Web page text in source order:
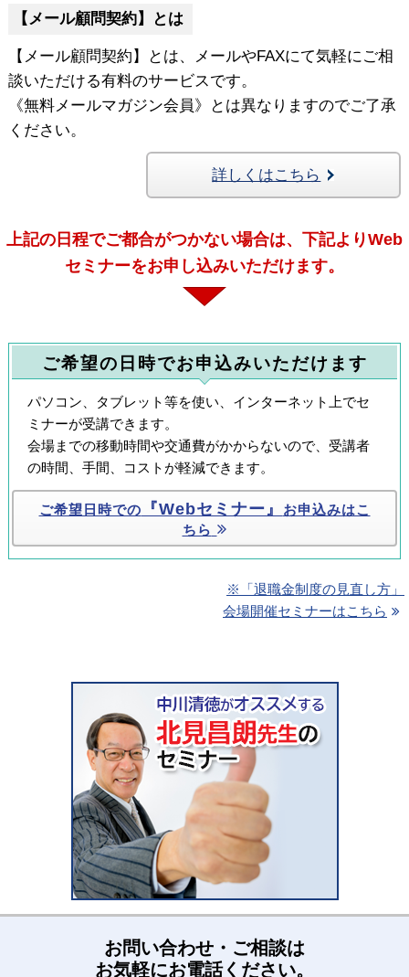
【メール顧問契約】とは
【メール顧問契約】とは、
メールやFAXにて気軽にご相
談いただける有料のサービスです。
《無料メールマガジン会員》とは異なりますのでご了承
ください。
詳しくはこちら
上記の日程でご都合がつかない場合は、 下記よりWeb
セミナーをお申し込みいただけます。
ご希望の日時でお申込みいただけます
パソコン、タブレット等を使い、インターネット上でセ
ミナーが受講できます。
会場までの移動時間や交通費がかからないので、受講者
の時間、⼿間、コストが軽減できます。
ご希望日時での 『Webセミナー』
お申込みはこ
ちら
※「退職金制度の見直し方」
会場開催セミナーはこちら
お問い合わせ・ご相談は
お気軽にお電話ください。